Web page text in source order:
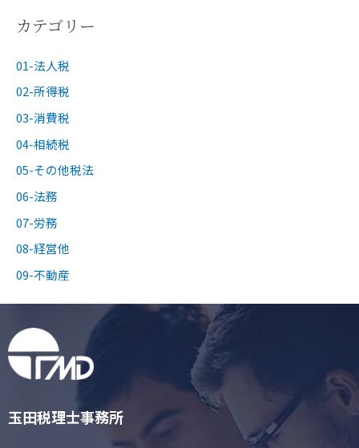
カテゴリー
01-法人税
02-所得税
03-消費税
04-相続税
05-その他税法
06-法務
07-労務
08-経営他
09-不動産
玉田税理士事務所